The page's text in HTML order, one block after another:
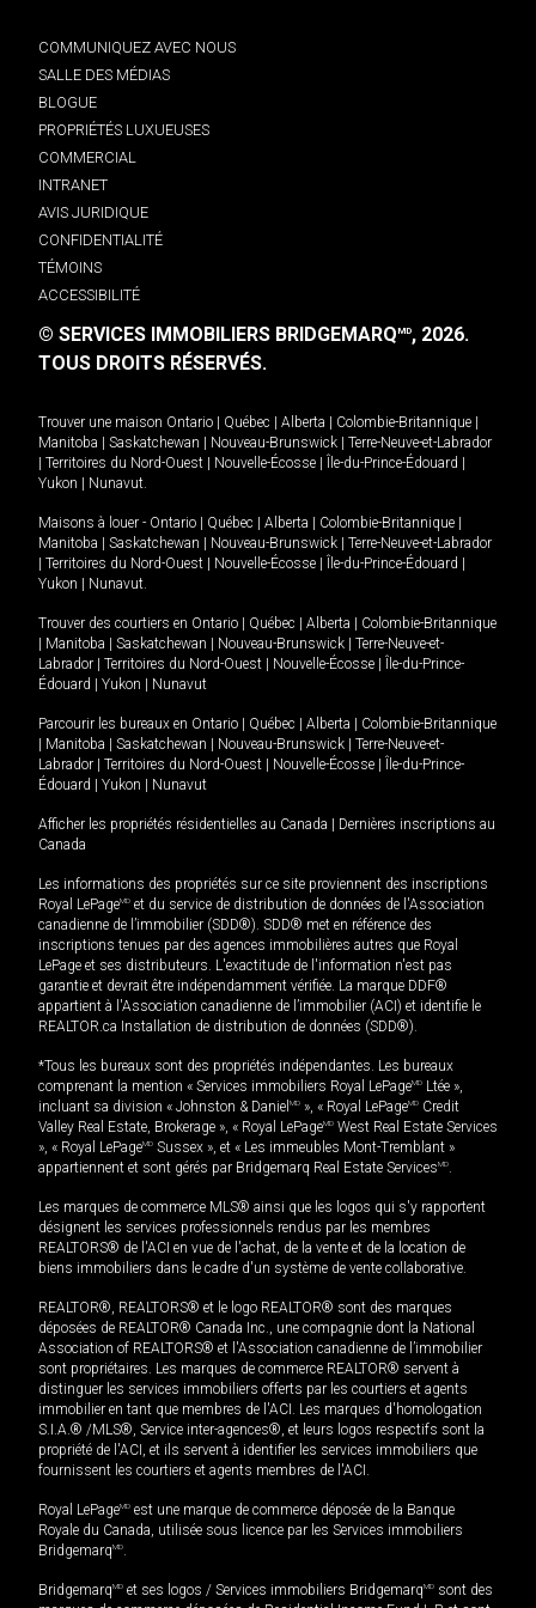
COMMUNIQUEZ AVEC NOUS
SALLE DES MÉDIAS
BLOGUE
PROPRIÉTÉS LUXUEUSES
COMMERCIAL
INTRANET
AVIS JURIDIQUE
CONFIDENTIALITÉ
TÉMOINS
ACCESSIBILITÉ
© SERVICES IMMOBILIERS BRIDGEMARQMD, 2026.
TOUS DROITS RÉSERVÉS.
Trouver une maison Ontario Québec Alberta Colombie-Britannique
Manitoba
Saskatchewan Nouveau-Brunswick
Terre-Neuve-et-Labrador
Territoires du Nord-Ouest Nouvelle-Écosse Île-du-Prince-Édouard
Yukon
Nunavut.
Maisons à louer - Ontario Québec Alberta Colombie-Britannique
Manitoba
Saskatchewan Nouveau-Brunswick
Terre-Neuve-et-Labrador
Territoires du Nord-Ouest Nouvelle-Écosse Île-du-Prince-Édouard
Yukon
Nunavut.
Trouver des courtiers en Ontario Québec Alberta
Colombie-Britannique
Manitoba Saskatchewan Nouveau-Brunswick
Terre-Neuve-et-
Labrador
Territoires du Nord-Ouest Nouvelle-Écosse
Île-du-Prince-
Édouard
Yukon Nunavut
Parcourir les bureaux en Ontario Québec Alberta
Colombie-Britannique
Manitoba Saskatchewan Nouveau-Brunswick
Terre-Neuve-et-
Labrador
Territoires du Nord-Ouest Nouvelle-Écosse
Île-du-Prince-
Édouard
Yukon Nunavut
Afficher les propriétés résidentielles au Canada
Dernières inscriptions au
Canada
Les informations des propriétés sur ce site proviennent des inscriptions
Royal LePageMD et du service de distribution de données de l'Association
canadienne de l’immobilier (SDD®). SDD® met en référence des
inscriptions tenues par des agences immobilières autres que Royal
LePage et ses distributeurs. L'exactitude de l'information n'est pas
garantie et devrait être indépendamment vérifiée. La marque DDF®
appartient à l'Association canadienne de l’immobilier (ACI) et identifie le
REALTOR.ca Installation de distribution de données (SDD®).
*Tous les bureaux sont des propriétés indépendantes. Les bureaux
comprenant la mention « Services immobiliers Royal LePageMD Ltée »,
incluant sa division « Johnston & Daniel MD », « Royal LePageMD Credit
Valley Real Estate, Brokerage », « Royal LePageMD West Real Estate Services
», « Royal LePageMD Sussex », et « Les immeubles Mont-Tremblant »
appartiennent et sont gérés par Bridgemarq Real Estate ServicesMD.
Les marques de commerce MLS® ainsi que les logos qui s'y rapportent
désignent les services professionnels rendus par les membres
REALTORS® de l'ACI en vue de l'achat, de la vente et de la location de
biens immobiliers dans le cadre d'un système de vente collaborative.
REALTOR®, REALTORS® et le logo REALTOR® sont des marques
déposées de REALTOR® Canada Inc., une compagnie dont la National
Association of REALTORS® et l'Association canadienne de l’immobilier
sont propriétaires. Les marques de commerce REALTOR® servent à
distinguer les services immobiliers offerts par les courtiers et agents
immobilier en tant que membres de l'ACI. Les marques d'homologation
S.I.A.® /MLS®, Service inter-agences®, et leurs logos respectifs sont la
propriété de l'ACI, et ils servent à identifier les services immobiliers que
fournissent les courtiers et agents membres de l'ACI.
Royal LePageMD est une marque de commerce déposée de la Banque
Royale du Canada, utilisée sous licence par les Services immobiliers
BridgemarqMD.
BridgemarqMD et ses logos / Services immobiliers BridgemarqMD sont des